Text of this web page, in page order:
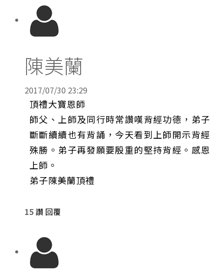
陳美蘭
2017/07/30 23:29
頂禮大寶恩師
師父、上師及同行時常讚嘆背經功德，弟子
斷斷續續也有背誦，今天看到上師開示背經
殊勝。弟子再發願要殷重的堅持背經。感恩
上師。
弟子陳美蘭頂禮
15 讚 回覆